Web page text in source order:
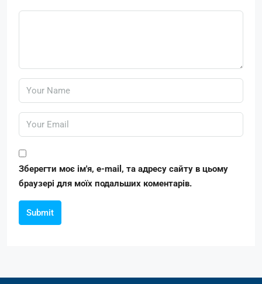
Зберегти моє ім'я, e-mail, та адресу сайту в цьому
браузері для моїх подальших коментарів.
Submit